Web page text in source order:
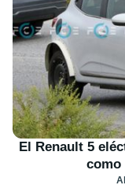
El Renault 5
como